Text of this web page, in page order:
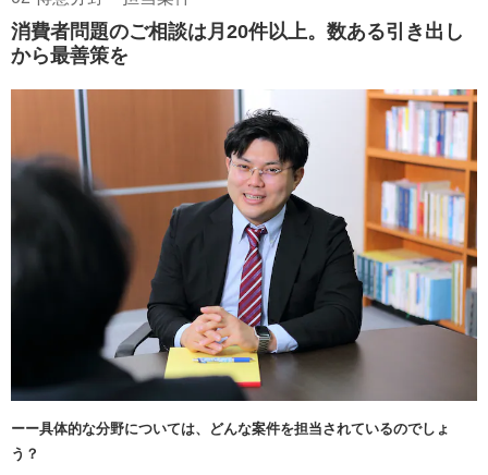
消費者問題のご相談は月20件以上。数ある引き出し
から最善策を
ーー具体的な分野については、どんな案件を担当されているのでしょ
う？